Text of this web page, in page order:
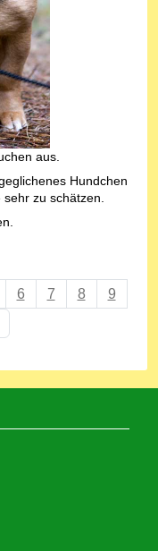
aus.
Hundchen
zu schätzen.
6 7 8
9